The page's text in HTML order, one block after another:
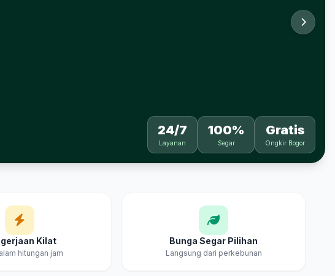
24/7
Layanan
100%
Segar
Gratis
Ongkir Bogor
Kilat
hitungan jam
Bunga Segar Pilihan
Langsung dari perkebunan